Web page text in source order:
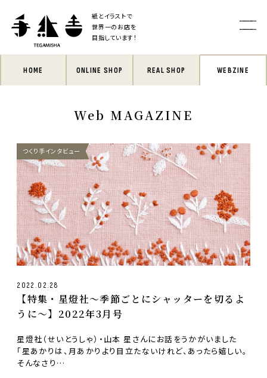
紙とイラストで
世界一のお店を
目指しています！
HOME ONLINE SHOP REAL SHOP WEBZINE
Web MAGAZINE
つくり手インタビュー
2022.02.28
【特集・星燈社〜季節ごとにシャッターを切るよ
うに〜】2022年3月号
星燈社（せいとうしゃ）・山本 星さんにお話をうかがいました
「星あかりは、月あかりより目立たないけれど、あったら嬉しい。
そんなさり…